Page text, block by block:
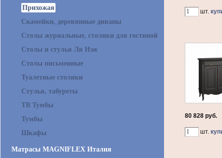
Прихожая
Скамейки, деревянные диваны
Столы журнальные, столики для гостиной
Столы и стулья Ля Нэж
Столы письменные
Туалетные столики
Стулья, табуреты
ТВ Тумбы
Тумбы
Шкафы
Матрасы MAGNIFLEX Италия
шт.
80 828 руб.
шт.